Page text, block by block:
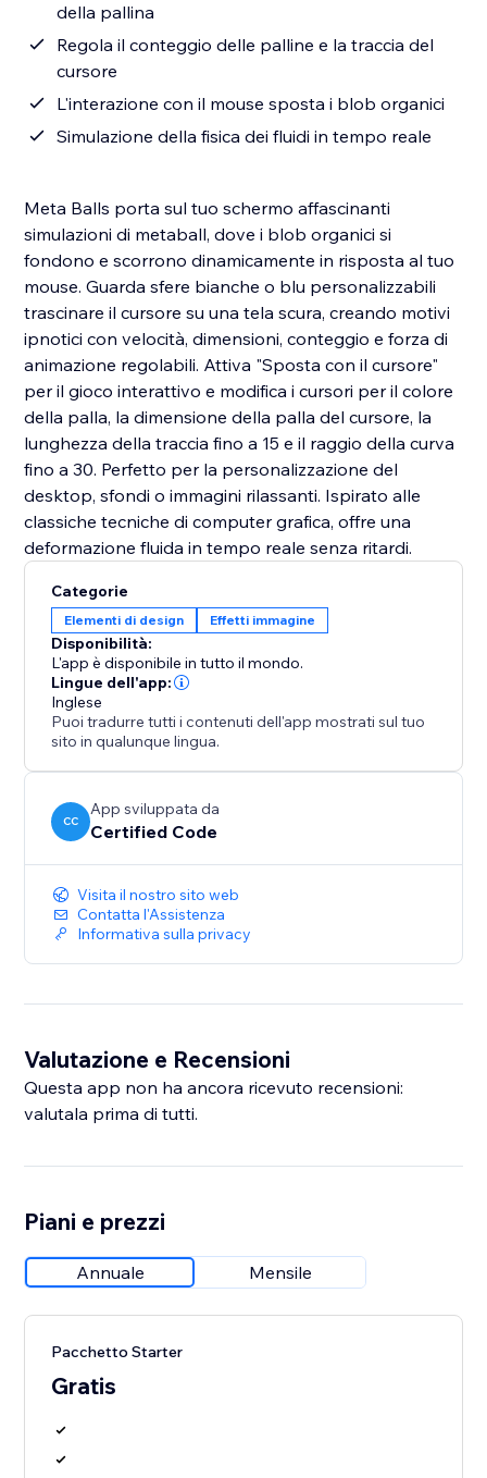
della pallina
Regola il conteggio delle palline e la traccia del
cursore
L'interazione con il mouse sposta i blob organici
Simulazione della fisica dei fluidi in tempo reale
Meta Balls porta sul tuo schermo affascinanti
simulazioni di metaball, dove i blob organici si
fondono e scorrono dinamicamente in risposta al tuo
mouse. Guarda sfere bianche o blu personalizzabili
trascinare il cursore su una tela scura, creando motivi
ipnotici con velocità, dimensioni, conteggio e forza di
animazione regolabili. Attiva "Sposta con il cursore"
per il gioco interattivo e modifica i cursori per il colore
della palla, la dimensione della palla del cursore, la
lunghezza della traccia fino a 15 e il raggio della curva
fino a 30. Perfetto per la personalizzazione del
desktop, sfondi o immagini rilassanti. Ispirato alle
classiche tecniche di computer grafica, offre una
deformazione fluida in tempo reale senza ritardi.
Categorie
Elementi di design Effetti immagine
Disponibilità:
L'app è disponibile in tutto il mondo.
Lingue dell'app:
Inglese
Puoi tradurre tutti i contenuti dell'app mostrati sul tuo
sito in qualunque lingua.
CC
App sviluppata da
Certified Code
Visita il nostro sito web
Contatta l'Assistenza
Informativa sulla privacy
Valutazione e Recensioni
Questa app non ha ancora ricevuto recensioni:
valutala prima di tutti.
Piani e prezzi
Annuale Mensile
Pacchetto Starter
Gratis